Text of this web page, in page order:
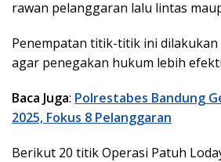
rawan pelanggaran lalu lintas
Penempatan titik-titik ini dilakukan
agar penegakan hukum lebih
Baca Juga: Polrestabes Bandung
2025, Fokus 8 Pelanggaran
Berikut 20 titik Operasi Patuh